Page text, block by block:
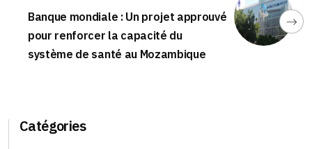
Banque mondiale : Un projet approuvé
pour renforcer la capacité du
système de santé au Mozambique
Catégories